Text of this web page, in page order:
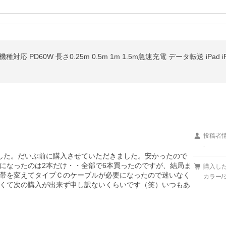
。だいぶ前に購入させていただきました。安かったので
なったのは2本だけ・・全部で6本買ったのですが、結局ま
を変えてタイプＣのケーブルが必要になったので迷いなく
て次の購入が出来ず申し訳ないくらいです（笑）いつもあ
投稿者
-
購入し
カラー/